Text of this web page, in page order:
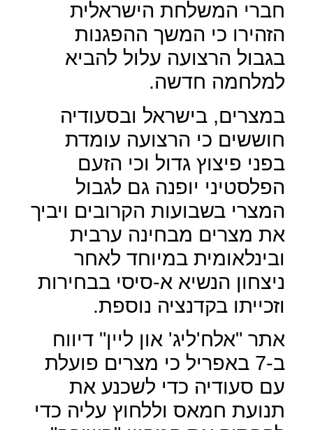
חברי המשלחת הישראלית
הזהירו כי המשך ההפגנות
בגבול הרצועה עלול להביא
למלחמה חדשה.
במצרים, בישראל ובסעודיה
חוששים כי הרצועה עומדת
בפני פיצוץ גדול וכי הזעם
הפלסטיני יופנה גם לגבול
המצרי בשבועות הקרובים ויביך
את מצרים מבחינה ערבית
ובינלאומית במיוחד לאחר
ניצחון הנשיא א-סיסי בבחירות
וזכייתו בקדנציה נוספת.
אתר "אלח'ליג' און ליין" דיווח
ב-7 באפריל כי מצרים פועלת
עם סעודיה כדי לשכנע את
תנועת חמאס וללחוץ עליה כדי